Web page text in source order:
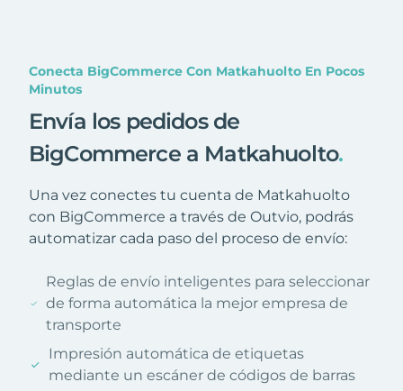
Conecta BigCommerce Con Matkahuolto En Pocos
Minutos
Envía los pedidos de
BigCommerce a Matkahuolto.
Una vez conectes tu cuenta de Matkahuolto
con BigCommerce a través de Outvio, podrás
automatizar cada paso del proceso de envío:
Reglas de envío inteligentes para seleccionar
de forma automática la mejor empresa de
transporte
Impresión automática de etiquetas
mediante un escáner de códigos de barras